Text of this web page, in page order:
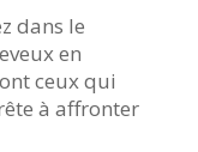
dans le
en
ceux qui
à affronter